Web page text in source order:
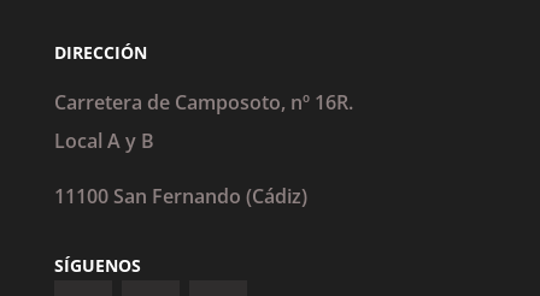
DIRECCIÓN
Carretera de Camposoto, nº 16R.
Local A y B
11100 San Fernando (Cádiz)
SÍGUENOS